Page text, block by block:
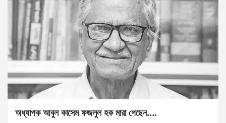
অধ্যাপক আবুল কাসেম ফজলুল হক মারা গেছেন….